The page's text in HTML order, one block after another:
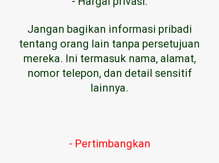
Jangan bagikan informasi pribadi
tentang orang lain tanpa persetujuan
mereka. Ini termasuk nama, alamat,
nomor telepon, dan detail sensitif
lainnya.
- Pertimbangkan